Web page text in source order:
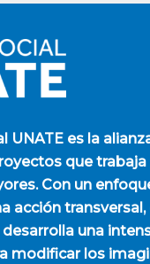
UNATEes la
que trabaja
Con un
acción transversal,
desarrolla una
modificar los